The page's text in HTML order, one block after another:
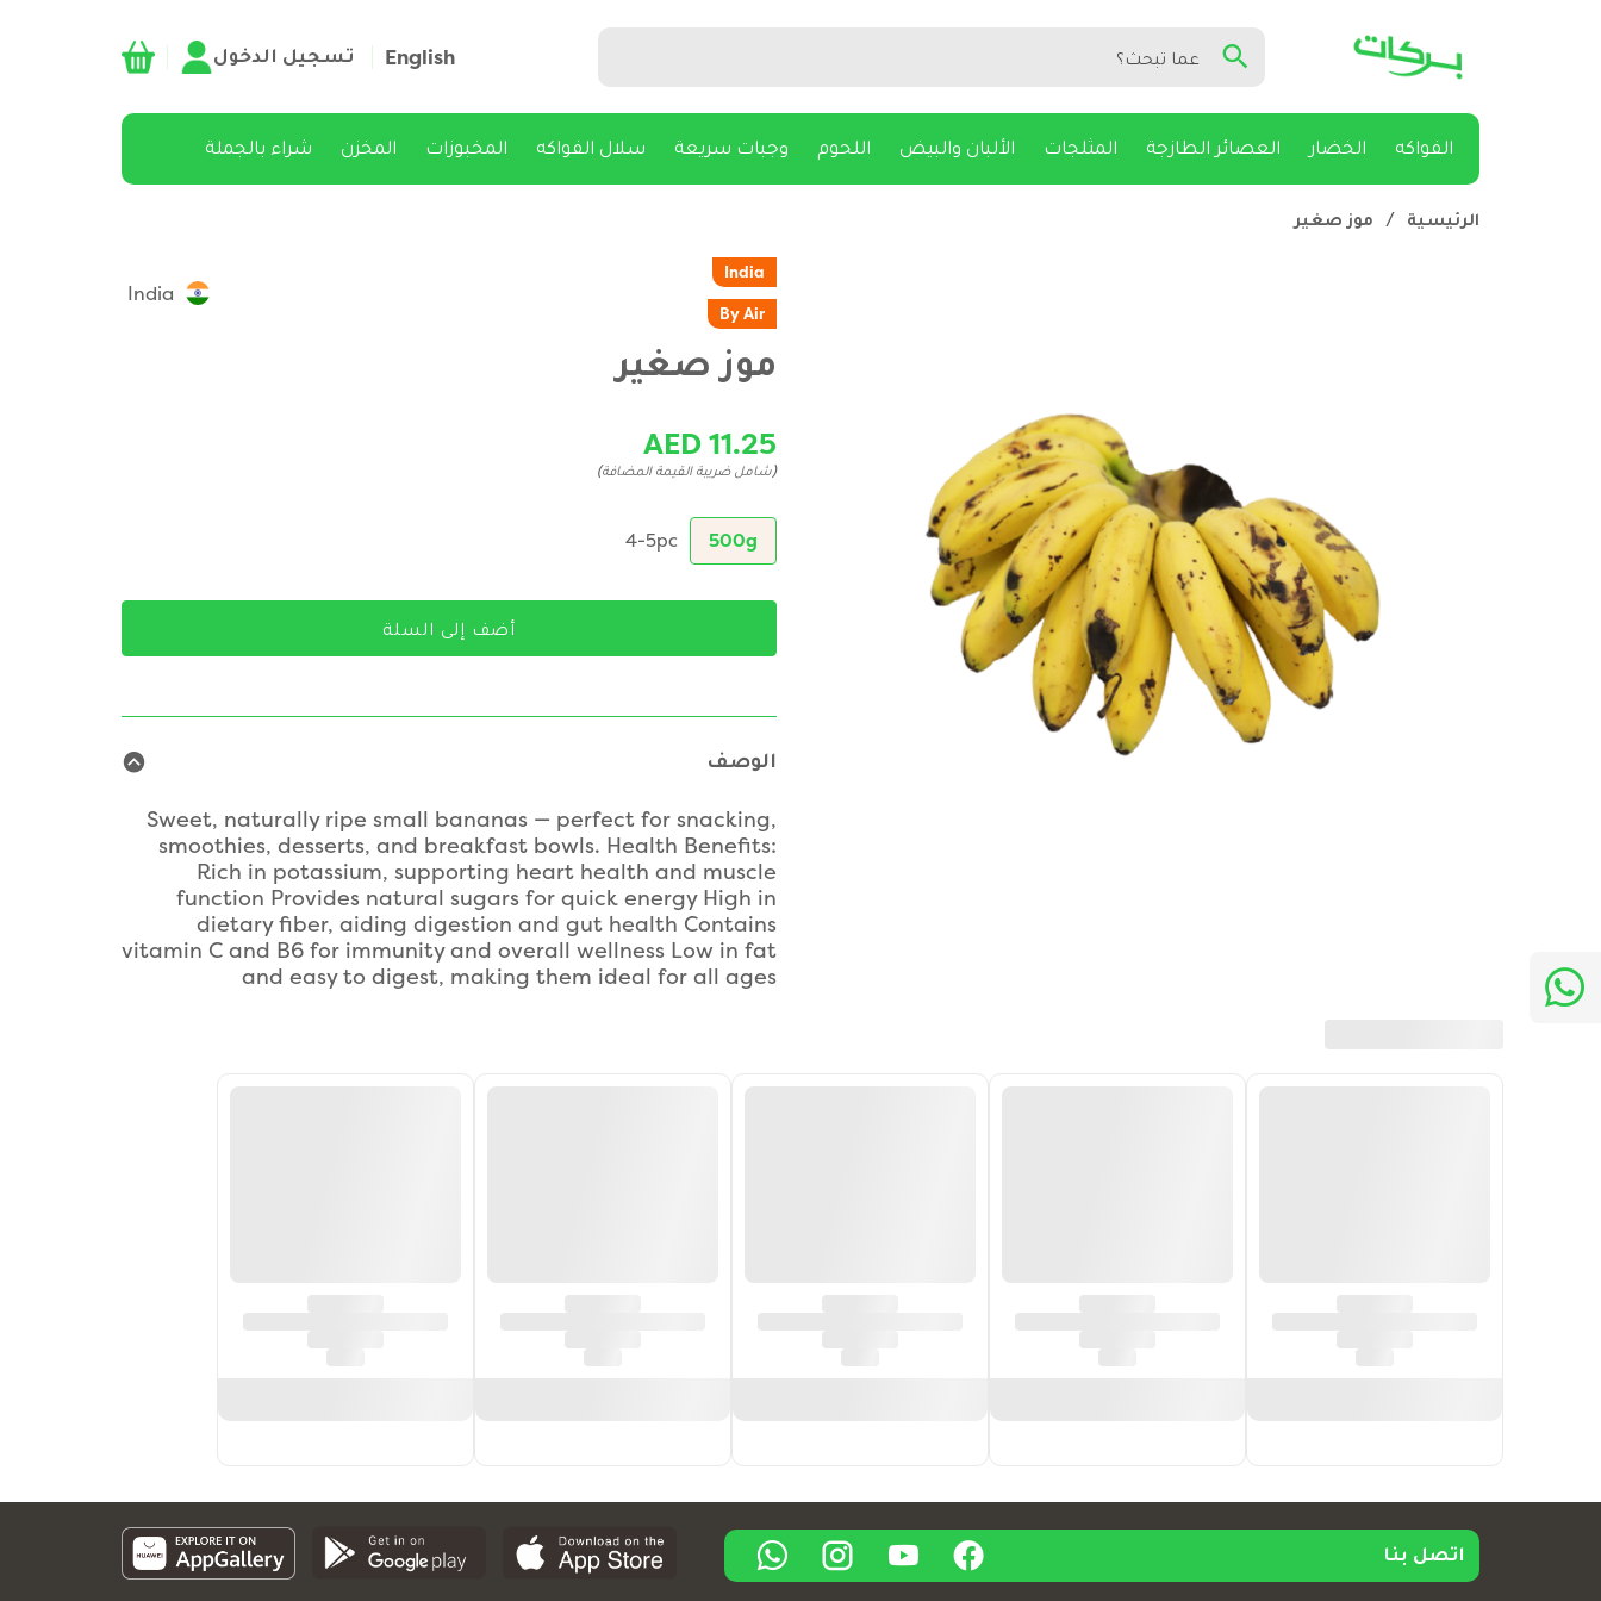
English تسجيل الدخول
الفواكه الخضار العصائر الطازجة المثلجات الألبان والبيض اللحوم وجبات سريعة سلال الفواكه المخبوزات المخزن شراء بالجملة
الرئيسية / موز صغير
India
By Air
India
موز صغير
AED 11.25
(شامل ضريبة القيمة المضافة)
500g
4-5pc
أضف إلى السلة
الوصف
Sweet, naturally ripe small bananas — perfect for snacking,
smoothies, desserts, and breakfast bowls. Health Benefits:
Rich in potassium, supporting heart health and muscle
function Provides natural sugars for quick energy High in
dietary fiber, aiding digestion and gut health Contains
vitamin C and B6 for immunity and overall wellness Low in fat
and easy to digest, making them ideal for all ages
اتصل بنا